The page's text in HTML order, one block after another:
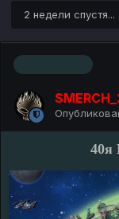
2 недели спустя...
40я